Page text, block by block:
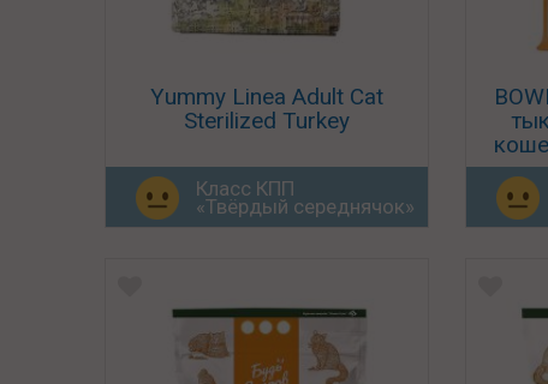
Yummy Linea Adult Cat
Sterilized Turkey
Класс КПП
«Твёрдый середнячок»